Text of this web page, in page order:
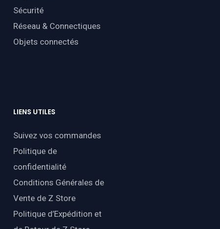
Sécurité
Réseau & Connectiques
Objets connectés
LIENS UTILES
Suivez vos commandes
Politique de
confidentialité
Conditions Générales de
Vente de Z Store
Politique d’Expédition et